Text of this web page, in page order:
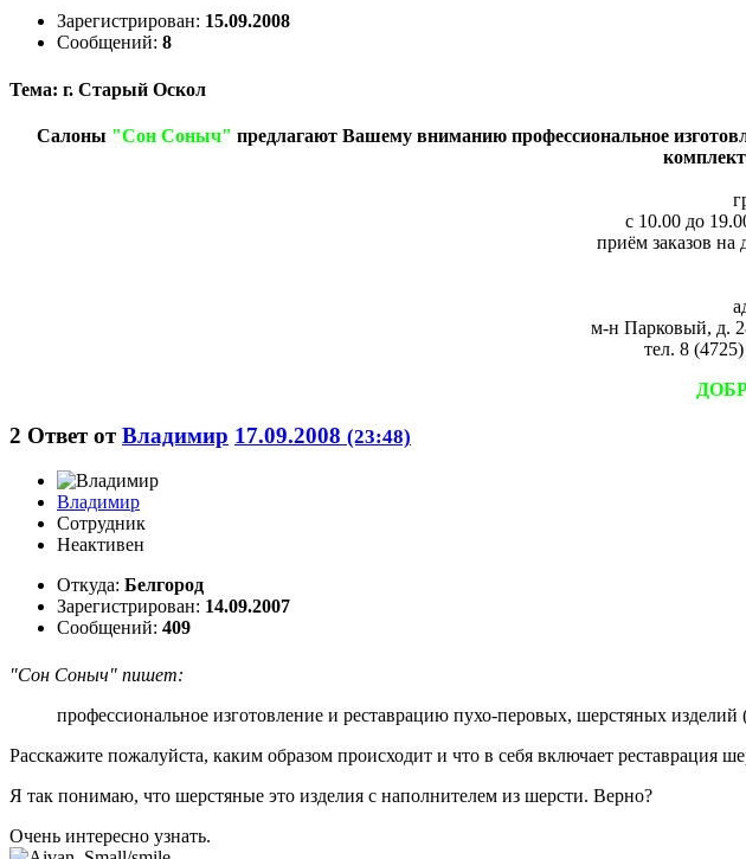
Зарегистрирован: 15.09.2008
Сообщений: 8
Тема: г. Старый Оскол
Салоны "Сон Соныч" предлагают Вашему вниманию профессиональное
с 10.00 до
приём заказов на
м-н Парковый, д.
тел. 8
2 Ответ отВладимир 17.09.2008 (23:48)
Владимир
Сотрудник
Неактивен
Откуда: Белгород
Зарегистрирован: 14.09.2007
Сообщений: 409
"Сон Соныч" пишет:
профессиональное изготовление и реставрацию пухо-перовых, шерстяных
Расскажите пожалуйста, каким образом происходит и что в себя включает реставрация
Я так понимаю, что шерстяные это изделия с наполнителем из шерсти. Верно?
Очень интересно узнать.